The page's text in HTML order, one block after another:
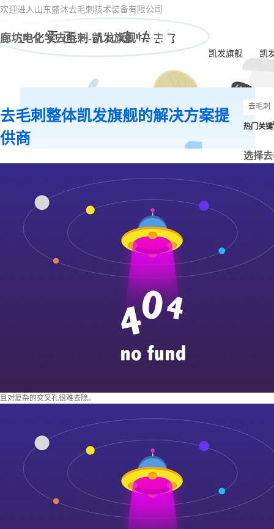
欢迎进入山东盛沐去毛刺技术装备有限公司
廊坊电化学去毛刺-凯发旗舰
凯发旗舰 凯
去毛刺整体凯发旗舰的解决方案提
供商
热门关
选择
且对复杂的交叉孔很难去除。